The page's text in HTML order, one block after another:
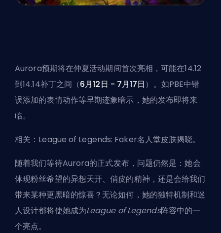
Aurora预期将在仲夏活动期间首次亮相，可能在14.12
到14.14补丁之间（6月12日 - 7月17日）。如PBE中错
误添加的表情动作等早期迹象暗示，她的发布即将来
临。
相关： League of Legends: Faker名人堂皮肤揭晓。
随着我们等待Aurora的正式发布，问题仍然是：她会
体现粉丝希望的异想天开、俏皮的精神，还是会给我们
带来某种更黑暗的惊喜？无论如何，她的独特机制和迷
人设计都将使她成为League of Legends阵容中的一
个亮点。